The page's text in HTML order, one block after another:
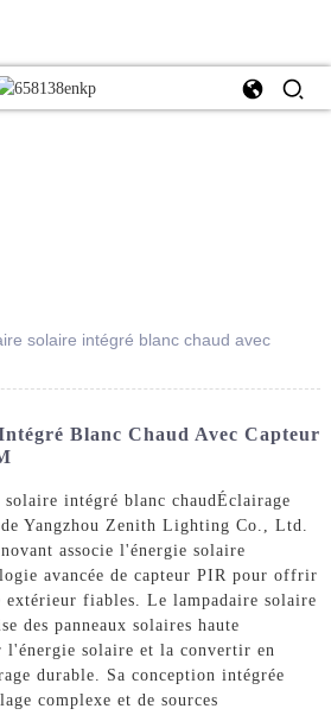
solaire intégré blanc chaud avec
Blanc Chaud Avec Capteur
solaire intégré blanc chaudÉclairage
Yangzhou Zenith Lighting Co., Ltd.
associe l'énergie solaire
avancée de capteur PIR pour offrir
extérieur fiables. Le lampadaire solaire
des panneaux solaires haute
l'énergie solaire et la convertir en
durable. Sa conception intégrée
complexe et de sources